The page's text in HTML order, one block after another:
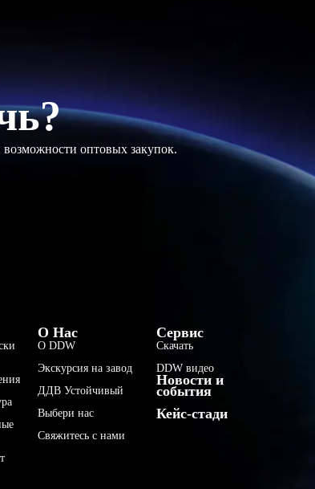
оптовых закупок.
О Нас
О DDW
Экскурсия на завод
ДДВ Устойчивый
Выбери нас
Свяжитесь с нами
Сервис
Скачать
DDW видео
Новости и
события
Кейс-стади
한국어
Bahasa Indonesia
हिन्दी
فارسی